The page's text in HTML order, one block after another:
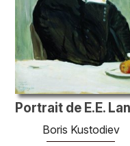
Boris Kustodiev